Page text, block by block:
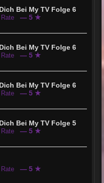
Bei My TV Folge 6
— 5 ★
Bei My TV Folge 6
— 5 ★
Bei My TV Folge 6
— 5 ★
Bei My TV Folge 5
— 5 ★
— 5 ★